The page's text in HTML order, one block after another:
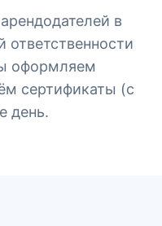
в
оформляем
сертификаты (с
день.